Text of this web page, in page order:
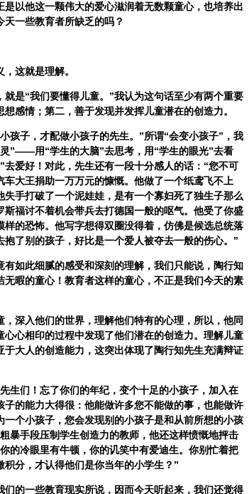
以他这一颗伟大的爱心滋润着无数颗童心，也培养出
一些教育者所缺乏的吗？
这就是理解。
是“我们要懂得儿童。”我认为这句话至少有两个重要
感情；第二，善于发现并发挥儿童潜在的创造力。
子，才配做小孩子的先生。”所谓“会变小孩子”，我
”——用“学生的大脑”去思考，用“学生的眼光”去看
爱好！对此，先生还有一段十分感人的话：“您不可
大王捐助一万万元的慷慨。他做了一个纸鸢飞不上
手打破了一个泥娃娃，是有一个寡妇死了独生子那么
福讨不着机会带兵去打德国一般的呕气。他受了你盛
的恐怖。他写字想得双圈没得着，仿佛是候选总统落
了别的孩子，好比是一个爱人被夺去一般的伤心。”
如此细腻的感受和深刻的理解，我们只能说，陶行知
暇的童心！教育者这样的童心，不正是我们今天的素
深入他们的世界，理解他们特有的心理，所以，他同
心相印的过程中发现了他们潜在的创造力。理解儿童
大人的创造能力，这突出体现了陶行知先生充满辩证
们！忘了你们的年纪，变个十足的小孩子，加入在
的能力大得很：他能做许多您不能做的事，也能做许
个小孩子，您会发现别的小孩子是和从前所想的小孩
暴手段压制学生创造力的教师，他还这样愤慨地抨击
的冷眼里有牛顿，你的讥笑中有爱迪生。你别忙着把
分，才认得他们是你当年的小学生？”
的一些教育现实所说，因而今天听起来，我们还觉得